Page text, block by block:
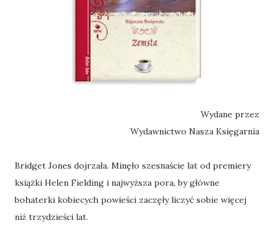
Wydane przez
Wydawnictwo Nasza Księgarnia
Bridget Jones dojrzała. Minęło szesnaście lat od premiery
książki Helen Fielding i najwyższa pora, by główne
bohaterki kobiecych powieści zaczęły liczyć sobie więcej
niż trzydzieści lat.